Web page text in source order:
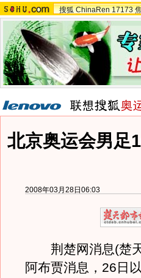
搜狐 ChinaRen 17173
北京奥运会男足
2008年03月28日06:03
荆楚网消息(楚天
阿布贾消息，26日